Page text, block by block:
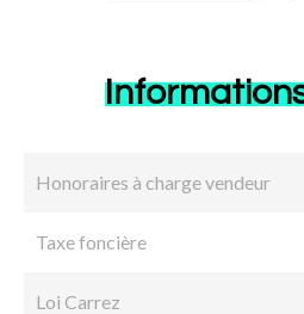
Honoraires à charge vendeur
Taxe foncière
Loi Carrez